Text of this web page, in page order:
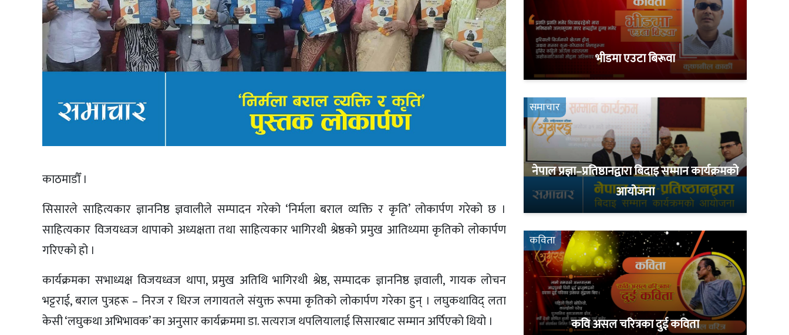
काठमाडौँ ।
सिसारले साहित्यकार ज्ञाननिष्ठ ज्ञवालीले सम्पादन गरेको ‘निर्मला बराल व्यक्ति र कृति’ लोकार्पण गरेको छ ।
साहित्यकार विजयध्वज थापाको अध्यक्षता तथा साहित्यकार भागिरथी श्रेष्ठको प्रमुख आतिथ्यमा कृतिको लोकार्पण
गरिएको हो ।
कार्यक्रमका सभाध्यक्ष विजयध्वज थापा, प्रमुख अतिथि भागिरथी श्रेष्ठ, सम्पादक ज्ञाननिष्ठ ज्ञवाली, गायक लोचन
भट्टराई, बराल पुत्रहरू – निरज र धिरज लगायतले संयुक्त रूपमा कृतिको लोकार्पण गरेका हुन् । लघुकथाविद् लता
केसी ‘लघुकथा अभिभावक’ का अनुसार कार्यक्रममा डा. सत्यराज थपलियालाई सिसारबाट सम्मान अर्पिएको थियो ।
भीडमा एउटा बिरूवा
समाचार
नेपाल प्रज्ञा–प्रतिष्ठानद्वारा बिदाइ सम्मान कार्यक्रमको
आयोजना
कविता
कवि असल चरित्रका दुई कविता